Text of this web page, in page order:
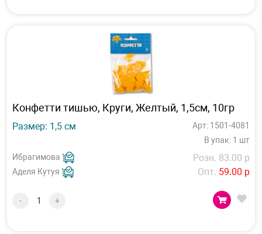
Конфетти тишью, Круги, Желтый, 1,5см, 10гр
Размер: 1,5 см
Арт: 1501-4081
В упак: 1 шт
Ибрагимова
Аделя Кутуя
Розн. 83.00 р
Опт. 59.00 р
- +